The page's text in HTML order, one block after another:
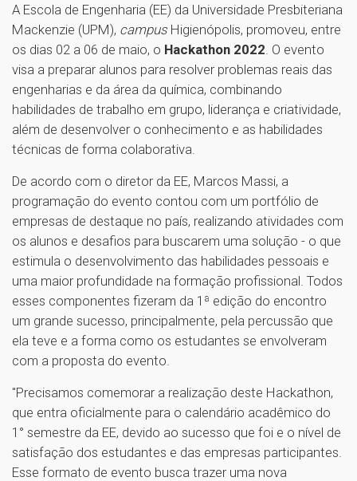
A Escola de Engenharia (EE) da Universidade Presbiteriana
Mackenzie (UPM), campus Higienópolis, promoveu, entre
os dias 02 a 06 de maio, o Hackathon 2022 . O evento
visa a preparar alunos para resolver problemas reais das
engenharias e da área da química, combinando
habilidades de trabalho em grupo, liderança e criatividade,
além de desenvolver o conhecimento e as habilidades
técnicas de forma colaborativa.
De acordo com o diretor da EE, Marcos Massi, a
programação do evento contou com um portfólio de
empresas de destaque no país, realizando atividades com
os alunos e desafios para buscarem uma solução - o que
estimula o desenvolvimento das habilidades pessoais e
uma maior profundidade na formação profissional. Todos
esses componentes fizeram da 1ª edição do encontro
um grande sucesso, principalmente, pela percussão que
ela teve e a forma como os estudantes se envolveram
com a proposta do evento.
"Precisamos comemorar a realização deste Hackathon,
que entra oficialmente para o calendário acadêmico do
1° semestre da EE, devido ao sucesso que foi e o nível de
satisfação dos estudantes e das empresas participantes.
Esse formato de evento busca trazer uma nova